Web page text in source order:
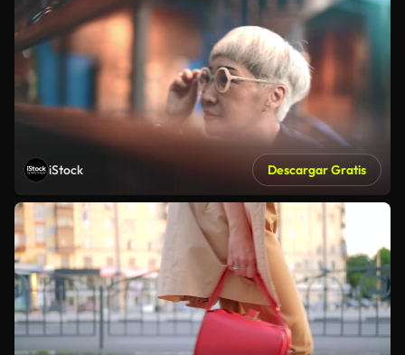
iStock Descargar Gratis